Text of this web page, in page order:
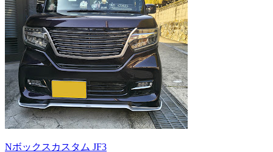
Nボックスカスタム JF3